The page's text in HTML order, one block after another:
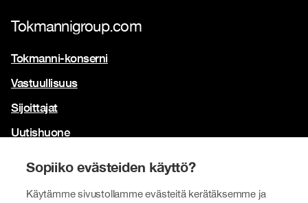
Sopiiko evästeiden käyttö?
Käytämme sivustollamme evästeitä kerätäksemme ja
Tokmannigroup.com
Tokmanni-konserni
Vastuullisuus
Sijoittajat
Uutishuone
Brändimme